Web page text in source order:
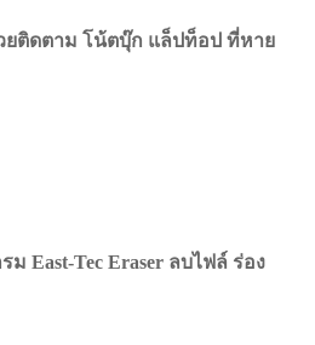
ยติดตาม โน้ตบุ๊ก แล็ปท็อป ที่หาย
ม East-Tec Eraser ลบไฟล์ ร่อง